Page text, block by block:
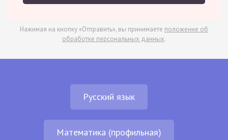
Нажимая на кнопку «Отправить», вы принимаете положение об
обработке персональных данных.
Русский язык
Математика (профильная)